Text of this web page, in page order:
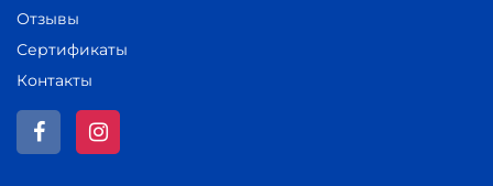
Отзывы
Сертификаты
Контакты